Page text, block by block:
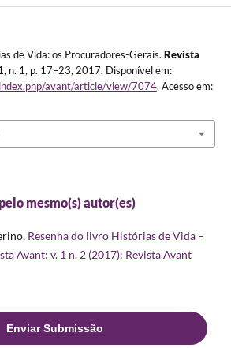
de Vida: os Procuradores-Gerais. Revista
n. 1, p. 17–23, 2017. Disponível em:
avant/article/view/7074. Acesso em:
mesmo(s) autor(es)
Resenha do livro Histórias de Vida –
Avant: v. 1 n. 2 (2017): Revista Avant
Enviar Submissão